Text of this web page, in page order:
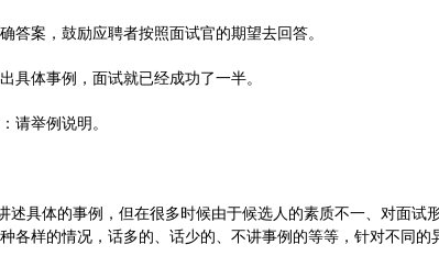
案，鼓励应聘者按照面试官的期望去回答。
具体事例，面试就已经成功了一半。
请举例说明。
述具体的事例，但在很多时候由于候选人的素质不一、对面试
各样的情况，话多的、话少的、不讲事例的等等，针对不同的